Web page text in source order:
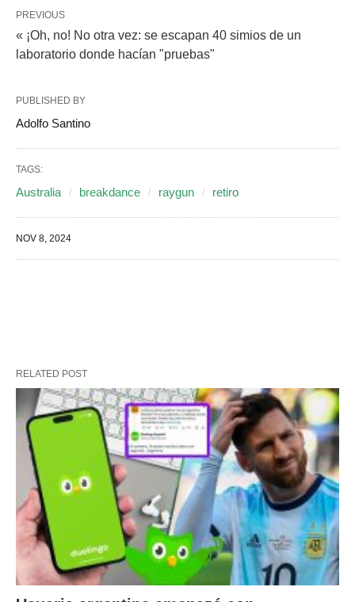
PREVIOUS
« ¡Oh, no! No otra vez: se escapan 40 simios de un
laboratorio donde hacían "pruebas"
PUBLISHED BY
Adolfo Santino
TAGS:
Australia breakdance raygun retiro
NOV 8, 2024
RELATED POST